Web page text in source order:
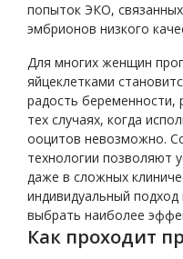
попыток ЭКО,
эмбрионов низкого
Для многих женщин
яйцеклетками
радость беременности,
тех случаях, когда
ооцитов невозможно.
технологии позволяют
даже в сложных
индивидуальный
выбрать наиболее
Как проходит